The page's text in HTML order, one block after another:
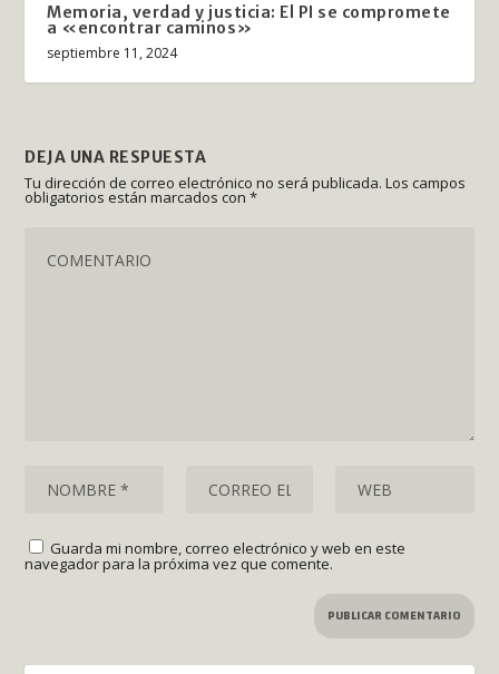
Memoria, verdad y justicia: El PI se compromete
a «encontrar caminos»
septiembre 11, 2024
DEJA UNA RESPUESTA
Tu dirección de correo electrónico no será publicada. Los campos
obligatorios están marcados con*
Guarda mi nombre, correo electrónico y web en este
navegador para la próxima vez que comente.